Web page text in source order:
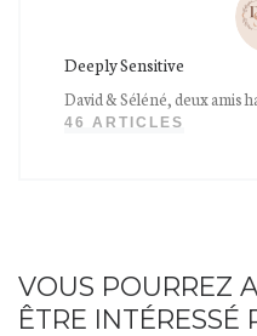
Deeply Sensitive
David & Séléné, deux amis
46 ARTICLES
VOUS POURREZ
ÊTRE INTÉRESSÉ